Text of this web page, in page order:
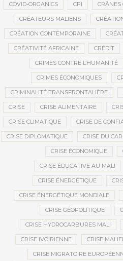
COVID-ORGANICS CPI CRÂNES
CRÉATEURS MALIENS
CRÉATION CONTEMPORAINE
CRÉATIVITÉ AFRICAINE CRÉDIT
CRIMES CONTRE L’HUMANITÉ
CRIMES ÉCONOMIQUES
CRIMINALITÉ TRANSFRONTALIÈRE
CRISE CRISE ALIMENTAIRE
CRISE CLIMATIQUE CRISE DE
CRISE DIPLOMATIQUE CRISE DU
CRISE ÉCONOMIQUE
CRISE ÉDUCATIVE AU MALI
CRISE ÉNERGÉTIQUE
CRISE ÉNERGÉTIQUE MONDIALE
CRISE GÉOPOLITIQUE
CRISE HYDROCARBURES MALI
CRISE IVOIRIENNE CRISE
CRISE MIGRATOIRE